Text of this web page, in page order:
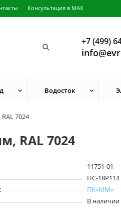
Консультация в MAX
+7 (499)
Водосток
7024
RAL 7024
11751-01
HC-18P114
ПК«ММ»
В наличии